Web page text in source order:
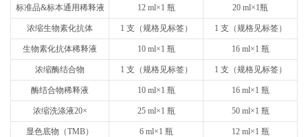
Distributors
标准品&标本通用稀释液 12 ml×1 瓶 20 ml×1瓶
浓缩生物素化抗体 1 支（规格见标签） 1 支（规格见标签）
生物素化抗体稀释液 10 ml×1 瓶 16 ml×1 瓶
浓缩酶结合物 1 支（规格见标签） 1 支（规格见标签）
酶结合物稀释液 10 ml×1 瓶 16 ml×1 瓶
浓缩洗涤液20× 25 ml×1 瓶 50 ml×1 瓶
显色底物（TMB） 6 ml×1 瓶 12 ml×1 瓶